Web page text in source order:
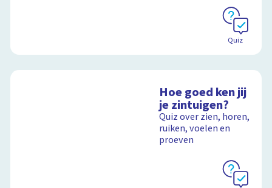
Quiz
Hoe goed ken jij
je zintuigen?
Quiz over zien, horen,
ruiken, voelen en
proeven